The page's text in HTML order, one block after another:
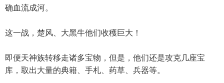
确血流成河。
这一战，楚风、大黑牛他们收穫巨大！
即便天神族转移走诸多宝物，但是，他们还是攻克几座宝
库，取出大量的典籍、手札、药草、兵器等。